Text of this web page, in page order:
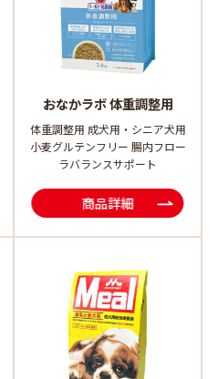
おなかラボ 体重調整用
体重調整用 成犬用・シニア犬用
小麦グルテンフリー 腸内フロー
ラバランスサポート
商品詳細